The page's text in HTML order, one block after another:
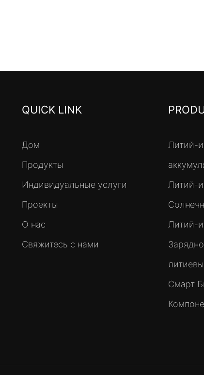
QUICK LINK
Дом
Продукты
Индивидуальные услуги
Проекты
О нас
Свяжитесь с нами
Литий-
Литий-
Литий-
Смарт